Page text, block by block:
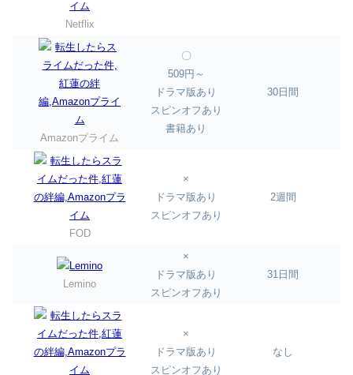
Netflix
Amazonプライム
〇
509円～
ドラマ版あり
スピンオフあり
書籍あり
30日間
FOD
×
ドラマ版あり
スピンオフあり
2週間
Lemino
×
ドラマ版あり
スピンオフあり
31日間
×
ドラマ版あり
スピンオフあり
なし